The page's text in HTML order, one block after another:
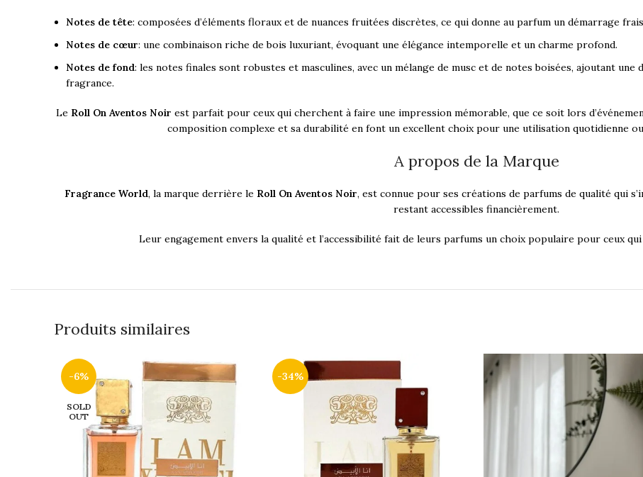
Notes de tête: composées d’éléments floraux et de nuances fruitées discrètes, ce qui donne au parfum un démarrage
Notes de cœur: une combinaison riche de bois luxuriant, évoquant une élégance intemporelle et un charme profond.
Notes de fond: les notes finales sont robustes et masculines, avec un mélange de musc et de notes boisées, ajoutant
fragrance.
Le Roll On Aventos Noir est parfait pour ceux qui cherchent à faire une impression mémorable, que ce soit lors
composition complexe et sa durabilité en font un excellent choix pour une utilisation quotidienne
A propos de la Marque
Fragrance World, la marque derrière le Roll On Aventos Noir, est connue pour ses créations de parfums de qualité qui
restant accessibles financièrement.
Leur engagement envers la qualité et l’accessibilité fait de leurs parfums un choix populaire pour ceux
Produits similaires
-6%
SOLD
OUT
-34%